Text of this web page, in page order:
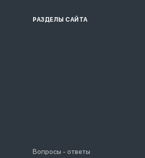
РАЗДЕЛЫ САЙТА
Вопросы - ответы